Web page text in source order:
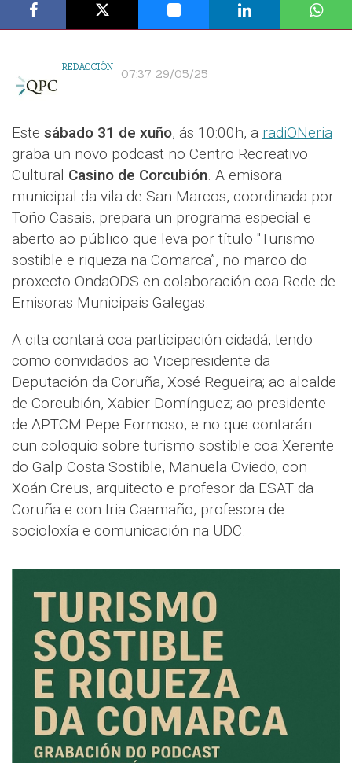
REDACCIÓN 07:37 29/05/25
Este sábado 31 de xuño, ás 10:00h, a radiONeria
graba un novo podcast no Centro Recreativo
Cultural Casino de Corcubión. A emisora
municipal da vila de San Marcos, coordinada por
Toño Casais, prepara un programa especial e
aberto ao público que leva por título "Turismo
sostible e riqueza na Comarca”, no marco do
proxecto OndaODS en colaboración coa Rede de
Emisoras Municipais Galegas.
A cita contará coa participación cidadá, tendo
como convidados ao Vicepresidente da
Deputación da Coruña, Xosé Regueira; ao alcalde
de Corcubión, Xabier Domínguez; ao presidente
de APTCM Pepe Formoso, e no que contarán
cun coloquio sobre turismo sostible coa Xerente
do Galp Costa Sostible, Manuela Oviedo; con
Xoán Creus, arquitecto e profesor da ESAT da
Coruña e con Iria Caamaño, profesora de
socioloxía e comunicación na UDC.